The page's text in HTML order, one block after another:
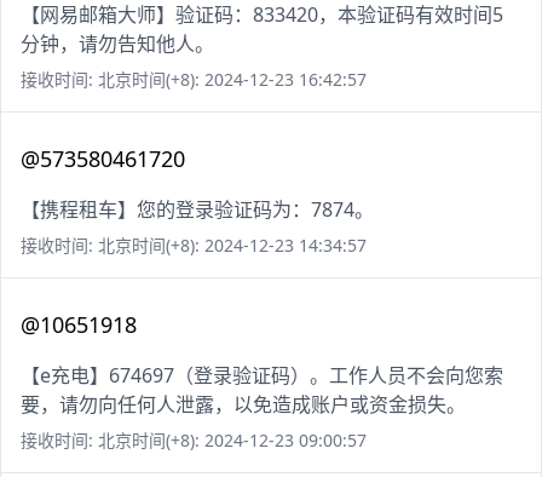
【网易邮箱大师】验证码：833420，本验证码有效时间5
分钟，请勿告知他人。
接收时间: 北京时间(+8): 2024-12-23 16:42:57
@573580461720
【携程租车】您的登录验证码为：7874。
接收时间: 北京时间(+8): 2024-12-23 14:34:57
@10651918
【e充电】674697（登录验证码）。工作人员不会向您索
要，请勿向任何人泄露，以免造成账户或资金损失。
接收时间: 北京时间(+8): 2024-12-23 09:00:57